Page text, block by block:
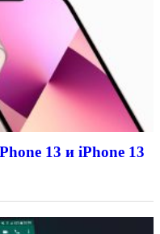
13 и iPhone 13